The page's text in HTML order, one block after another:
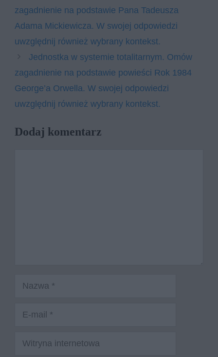
zagadnienie na podstawie Pana Tadeusza
Adama Mickiewicza. W swojej odpowiedzi
uwzględnij również wybrany kontekst.
Jednostka w systemie totalitarnym. Omów
zagadnienie na podstawie powieści Rok 1984
George’a Orwella. W swojej odpowiedzi
uwzględnij również wybrany kontekst.
Dodaj komentarz
Witryna
internetowa